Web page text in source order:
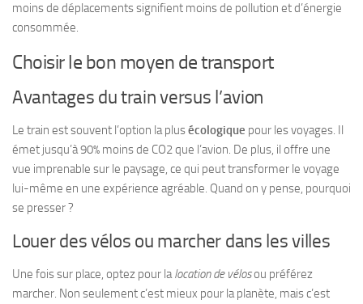
moins de déplacements signifient moins de pollution et d’énergie
consommée.
Choisir le bon moyen de transport
Avantages du train versus l’avion
Le train est souvent l’option la plusécologique pour les voyages. Il
émet jusqu’à 90% moins de CO2 que l’avion. De plus, il offre une
vue imprenable sur le paysage, ce qui peut transformer le voyage
lui-même en une expérience agréable. Quand on y pense, pourquoi
se presser ?
Louer des vélos ou marcher dans les villes
Une fois sur place, optez pour lalocation de vélosou préférez
marcher. Non seulement c’est mieux pour la planète, mais c’est